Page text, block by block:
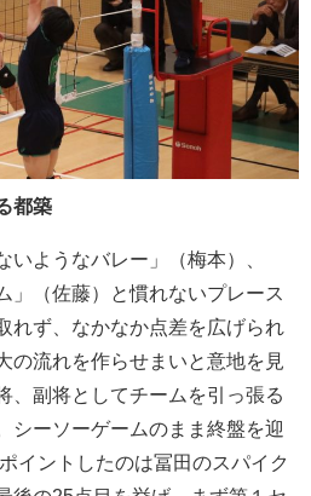
都築
ようなバレー」（梅本）、
」（佐藤）と慣れないプレース
れず、なかなか点差を広げられ
の流れを作らせまいと意地を見
、副将としてチームを引っ張る
シーソーゲームのまま終盤を迎
イントしたのは冨田のスパイク